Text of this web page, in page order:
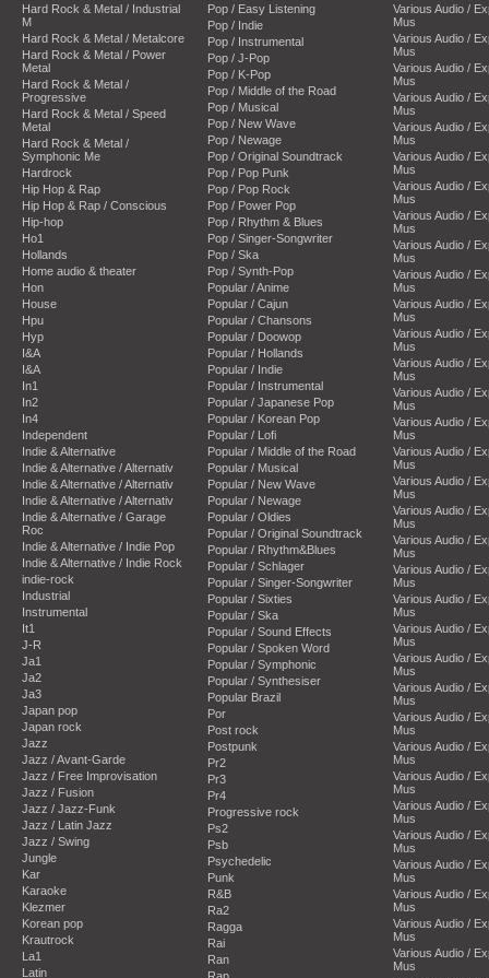
Hard Rock & Metal / Industrial
M
Hard Rock & Metal / Metalcore
Hard Rock & Metal / Power
Metal
Hard Rock & Metal /
Progressive
Hard Rock & Metal / Speed
Metal
Hard Rock & Metal /
Symphonic Me
Hardrock
Hip Hop & Rap
Hip Hop & Rap / Conscious
Hip-hop
Ho1
Hollands
Home audio & theater
Hon
House
Hpu
Hyp
I&A
I&A
In1
In2
In4
Independent
Indie & Alternative
Indie & Alternative / Alternativ
Indie & Alternative / Alternativ
Indie & Alternative / Alternativ
Indie & Alternative / Garage
Roc
Indie & Alternative / Indie Pop
Indie & Alternative / Indie Rock
indie-rock
Industrial
Instrumental
It1
J-R
Ja1
Ja2
Ja3
Japan pop
Japan rock
Jazz
Jazz / Avant-Garde
Jazz / Free Improvisation
Jazz / Fusion
Jazz / Jazz-Funk
Jazz / Latin Jazz
Jazz / Swing
Jungle
Kar
Karaoke
Klezmer
Korean pop
Krautrock
La1
Latin
Pop / Easy Listening
Pop / Indie
Pop / Instrumental
Pop / J-Pop
Pop / K-Pop
Pop / Middle of the Road
Pop / Musical
Pop / New Wave
Pop / Newage
Pop / Original Soundtrack
Pop / Pop Punk
Pop / Pop Rock
Pop / Power Pop
Pop / Rhythm & Blues
Pop / Singer-Songwriter
Pop / Ska
Pop / Synth-Pop
Popular / Anime
Popular / Cajun
Popular / Chansons
Popular / Doowop
Popular / Hollands
Popular / Indie
Popular / Instrumental
Popular / Japanese Pop
Popular / Korean Pop
Popular / Lofi
Popular / Middle of the Road
Popular / Musical
Popular / New Wave
Popular / Newage
Popular / Oldies
Popular / Original Soundtrack
Popular / Rhythm&Blues
Popular / Schlager
Popular / Singer-Songwriter
Popular / Sixties
Popular / Ska
Popular / Sound Effects
Popular / Spoken Word
Popular / Symphonic
Popular / Synthesiser
Popular Brazil
Por
Post rock
Postpunk
Pr2
Pr3
Pr4
Progressive rock
Ps2
Psb
Psychedelic
Punk
R&B
Ra2
Ragga
Rai
Ran
Rap
Various Audio /
Mus
Various Audio /
Mus
Various Audio /
Mus
Various Audio /
Mus
Various Audio /
Mus
Various Audio /
Mus
Various Audio /
Mus
Various Audio /
Mus
Various Audio /
Mus
Various Audio /
Mus
Various Audio /
Mus
Various Audio /
Mus
Various Audio /
Mus
Various Audio /
Mus
Various Audio /
Mus
Various Audio /
Mus
Various Audio /
Mus
Various Audio /
Mus
Various Audio /
Mus
Various Audio /
Mus
Various Audio /
Mus
Various Audio /
Mus
Various Audio /
Mus
Various Audio /
Mus
Various Audio /
Mus
Various Audio /
Mus
Various Audio /
Mus
Various Audio /
Mus
Various Audio /
Mus
Various Audio /
Mus
Various Audio /
Mus
Various Audio /
Mus
Various Audio /
Mus